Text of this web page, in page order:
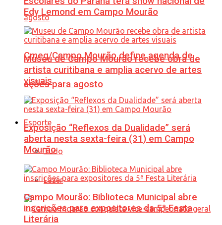
Cmeg/Campo Mourão define agenda de
ações para agosto
Esporte
Tudo
Lazer
Edy Lemond em Campo Mourão
Museu de Campo Mourão recebe obra de
artista curitibana e amplia acervo de artes
visuais
Exposição “Reflexos da Dualidade” será
aberta nesta sexta-feira (31) em Campo
Mourão
Campo Mourão: Biblioteca Municipal abre
inscrições para expositores da 5ª Festa
Literária